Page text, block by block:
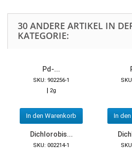
30 ANDERE ARTIKEL IN
KATEGORIE:
Pd-...
SKU: 902256-1
| 2g
In den Warenkorb In
Dichlorobis...
SKU: 002214-1